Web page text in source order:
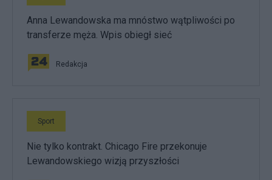
Anna Lewandowska ma mnóstwo wątpliwości po
transferze męża. Wpis obiegł sieć
Redakcja
Sport
Nie tylko kontrakt. Chicago Fire przekonuje
Lewandowskiego wizją przyszłości